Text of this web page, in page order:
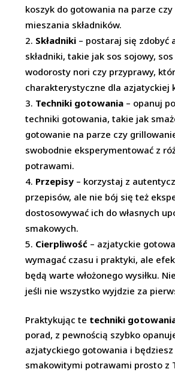
koszyk do gotowania na parze czy
mieszania składników.
Składniki – postaraj się zdobyć
składniki, takie jak sos sojowy,
wodorosty nori czy przyprawy,
charakterystyczne dla azjatyckiej
Techniki gotowania – opanuj
techniki gotowania, takie jak
gotowanie na parze czy
swobodnie eksperymentować z
potrawami.
Przepisy – korzystaj z
przepisów, ale nie bój się też
dostosowywać ich do własnych
smakowych.
Cierpliwość – azjatyckie
wymagać czasu i praktyki, ale
będą warte włożonego wysiłku.
jeśli nie wszystko wyjdzie za
Praktykując te techniki
porad, z pewnością szybko
azjatyckiego gotowania i będziesz
smakowitymi potrawami prosto z